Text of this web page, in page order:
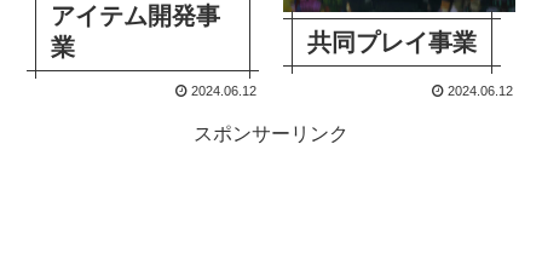
アイテム開発事
業
2024.06.12
共同プレイ事業
2024.06.12
スポンサーリンク